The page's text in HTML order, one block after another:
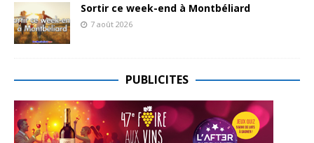
Sortir ce week-end à Montbéliard
7 août 2026
PUBLICITES